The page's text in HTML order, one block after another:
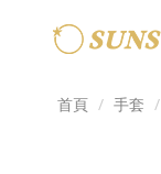
首頁
手套